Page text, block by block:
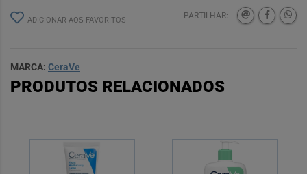
ADICIONAR AOS FAVORITOS PARTILHAR:
MARCA: CeraVe
PRODUTOS RELACIONADOS